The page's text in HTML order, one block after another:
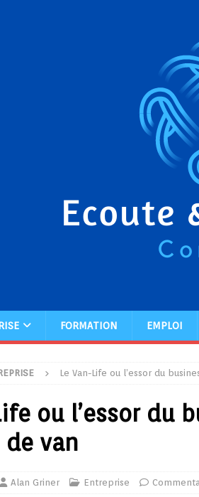
FORMATION EMPLOI
Le Van-Life ou l’essor du
ou l’essor du
van
Alan Griner Entreprise